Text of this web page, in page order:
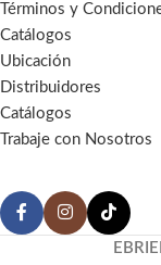
Términos y
Catálogos
Ubicación
Distribuidores
Catálogos
Trabaje con Nosotros